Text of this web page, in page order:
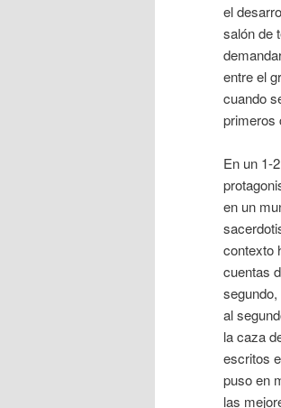
el
salón de
entre el
cuando
primeros
En un 1-
en un
contexto
cuentas
al
la caza
escritos
puso en
las